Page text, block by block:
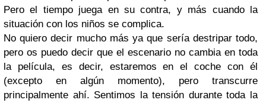
Pero el tiempo juega en su contra, y más cuando la
situación con los niños se complica.
No quiero decir mucho más ya que sería destripar todo,
pero os puedo decir que el escenario no cambia en toda
la película, es decir, estaremos en el coche con él
(excepto en algún momento), pero transcurre
principalmente ahí. Sentimos la tensión durante toda la